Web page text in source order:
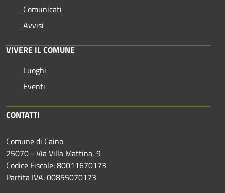
Comunicati
Avvisi
VIVERE IL COMUNE
Luoghi
Eventi
CONTATTI
Comune di Caino
25070 - Via Villa Mattina, 9
Codice Fiscale: 80011670173
Partita IVA: 00855070173